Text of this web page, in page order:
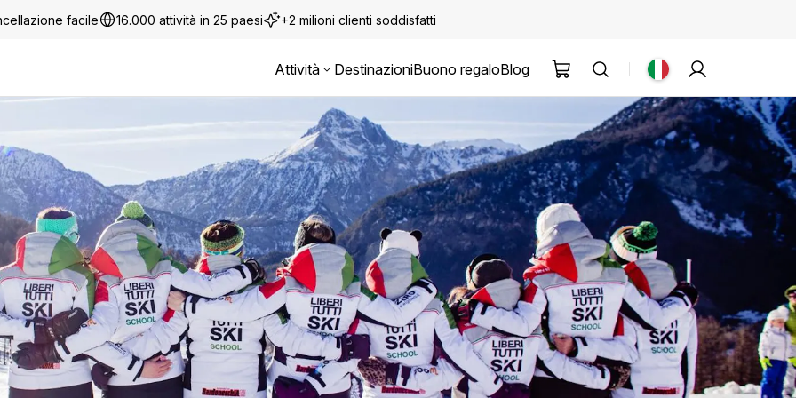
facile 16.000 attività in 25 paesi +2 milioni clienti soddisfatti
Attività DestinazioniBuono regaloBlog